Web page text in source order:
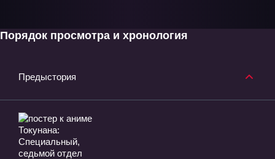
Порядок просмотра и хронология
Предыстория